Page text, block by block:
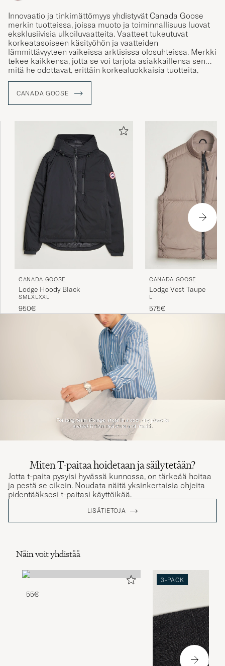
Innovaatio ja tinkimättömyys yhdistyvät Canada Goose
merkin tuotteissa, joissa muoto ja toiminnallisuus luovat
eksklusiivisia ulkoiluvaatteita. Vaatteet tukeutuvat
korkeatasoiseen käsityöhön ja vaatteiden
lämmittävyyteen vaikeissa arktisissa olosuhteissa. Merkki
tekee kaikkensa, jotta se voi tarjota asiakkaillensa sen
mitä he odottavat, erittäin korkealuokkaisia tuotteita,
jotka toimivat vaativissakin olosuhteissa ollen kuitenkin
suurissa metropoleissa, kuten New Yorkissa, Milanossa
tai Tokiossa.
CANADA GOOSE
CANADA GOOSE
Lodge Hoody Black
SMLXLXXL
950€
CANADA GOOSE
Lodge Vest Taupe
L
575€
Miten T-paitaa hoidetaan ja säilytetään?
Jotta t-paita pysyisi hyvässä kunnossa, on tärkeää hoitaa
ja pestä se oikein. Noudata näitä yksinkertaisia ohjeita
pidentääksesi t-paitasi käyttöikää.
LISÄTIETOJA
Näin voit yhdistää
55€
3-PACK